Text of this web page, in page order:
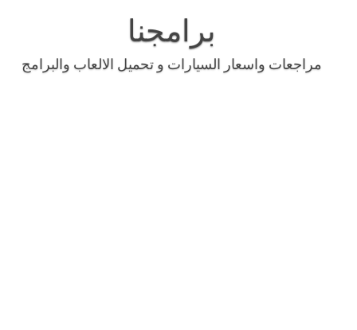
برامجنا
مراجعات واسعار السيارات و تحميل الالعاب والبرامج